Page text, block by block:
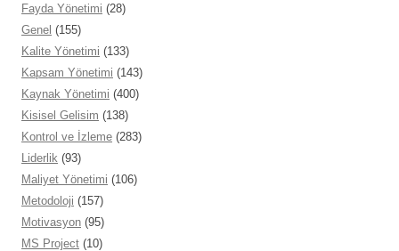
Fayda Yönetimi (28)
Genel (155)
Kalite Yönetimi (133)
Kapsam Yönetimi (143)
Kaynak Yönetimi (400)
Kisisel Gelisim (138)
Kontrol ve İzleme (283)
Liderlik (93)
Maliyet Yönetimi (106)
Metodoloji (157)
Motivasyon (95)
MS Project (10)